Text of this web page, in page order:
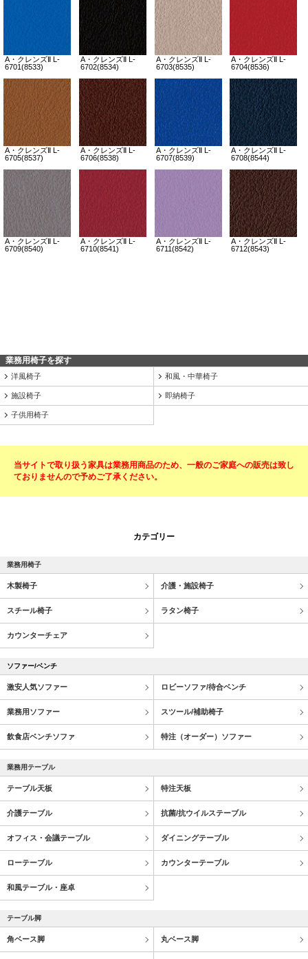
業務用椅子を探す
洋風椅子 和風・中華椅子
施設椅子 即納椅子
子供用椅子
当サイトで取り扱う家具は業務用商品のため、一般のご家庭への販売は致し
ておりませんので予めご了承ください。
カテゴリー
業務用椅子
木製椅子 介護・施設椅子
スチール椅子 ラタン椅子
カウンターチェア
ソファー/ベンチ
激安人気ソファー ロビーソファ/待合ベンチ
業務用ソファー スツール/補助椅子
飲食店ベンチソファ 特注（オーダー）ソファー
業務用テーブル
テーブル天板 特注天板
介護テーブル 抗菌/抗ウイルステーブル
オフィス・会議テーブル ダイニングテーブル
ローテーブル カウンターテーブル
和風テーブル・座卓
テーブル脚
角ベース脚 丸ベース脚